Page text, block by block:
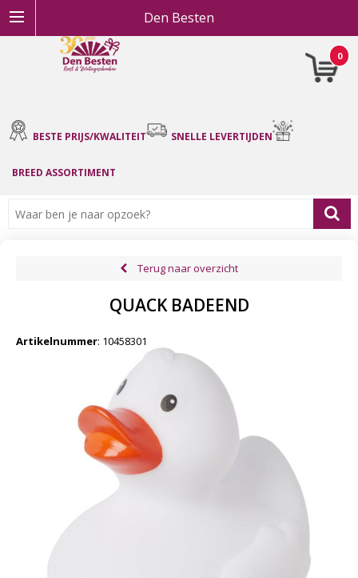
Den Besten
0
BESTE PRIJS/KWALITEIT SNELLE LEVERTIJDEN
BREED ASSORTIMENT
Terug naar overzicht
QUACK BADEEND
Artikelnummer: 10458301